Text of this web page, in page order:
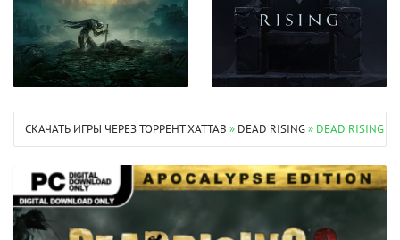
СКАЧАТЬ ИГРЫ ЧЕРЕЗ ТОРРЕНТ XATTAB » DEAD RISING» DEAD RISING 3